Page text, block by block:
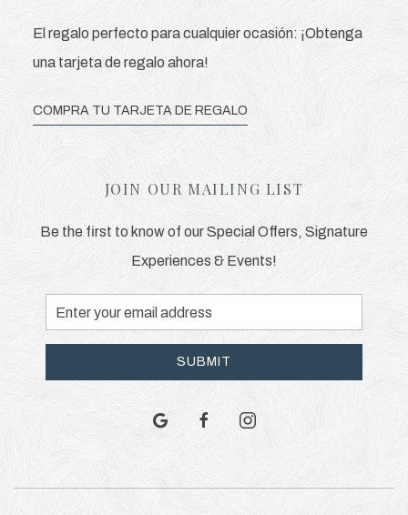
El regalo perfecto para cualquier ocasión: ¡Obtenga
una tarjeta de regalo ahora!
COMPRA TU TARJETA DE REGALO
JOIN OUR MAILING LIST
Be the first to know of our Special Offers, Signature
Experiences & Events!
Email
Address
SUBMIT
google facebookinstagram